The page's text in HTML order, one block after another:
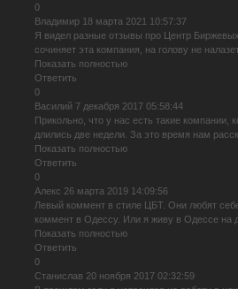
0
Владимир 18 марта 2021 10:57:37
Я видел разные отзывы про Центр
сочиняет эта компания, на голову не
Показать полностью
Ответить
0
Василий 7 декабря 2017 05:58:44
Прикольно, что у нас есть такие
длились две недели. За это время нам
Показать полностью
Ответить
0
Алекс 26 марта 2019 14:09:56
Левый коммент в стиле ЦБТ. Они любят
коммент в Одессу. Или я живу в Одессе на
Показать полностью
Ответить
0
Станислав 20 ноября 2017 02:32:59